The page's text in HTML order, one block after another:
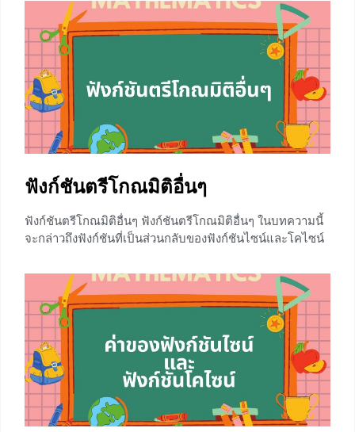
ฟังก์ชันตรีโกณมิติ และสามเหลี่ยมมุมฉาก ก่อนที่จะเริ่มเข้าสู่
เนื้อหา พี่อยากให้น้องๆได้รู้พื้นฐานเกี่ยวกับฟังก์ชันตรีโกณมิติ
เพื่อที่จะได้เข้าใจเนื้อหาในบทความนี้มากขึ้น การวัดความ
ยาวส่วนโค้ง ค่าของฟังก์ชันไซน์และโคไซน์ ฟังก์ชันตรีโกณมิ
ติอื่นๆ หลังจากที่ไปทบทวนความรู้มาแล้วเรามาเริ่มเนื้อหา
ใหม่กันเลยค่ะ หน่วยของมุม 1.) องศา (degree) คือหน่วยของ
มุมในระนาบ 2 มิติ โดยที่
+4
ฟังก์ชันตรีโกณมิติอื่นๆ
ฟังก์ชันตรีโกณมิติอื่นๆ ฟังก์ชันตรีโกณมิติอื่นๆ ในบทความนี้
จะกล่าวถึงฟังก์ชันที่เป็นส่วนกลับของฟังก์ชันไซน์และโคไซน์
คือ tanθ และ cotθ นอกจากนี้ยังจะกล่าวถึงโคฟังก์ชันของ
ฟังก์ชันตรีโกณมิติอีกด้วย ในบทความนี้สิ่งที่น้องๆต้องรู้ก็คือ
วิธีการหาค่า cosθ และ sinθ จตุภาคของพิกัดจุดปลายส่วน
โค้ง ซึ่งสามารถอ่านได้ตามลิงค์ด้านล่างนี้เลยค่ะ การวัดความ
ยาวส่วนโค้ง ค่าของฟังก์ชันไซน์และโคไซน์ หลังจากที่น้องๆมี
พื้นฐาน 2 เรื่องที่กล่าวมาแล้วเราจะเริ่มทำความรู้จักกับ
ฟังก์ชันตรีโกณมิติอื่นๆกันค่ะ ฟังก์ชันที่เป็นส่วนกลับของ
ฟังก์ชันไซน์และโคไซน์
+2